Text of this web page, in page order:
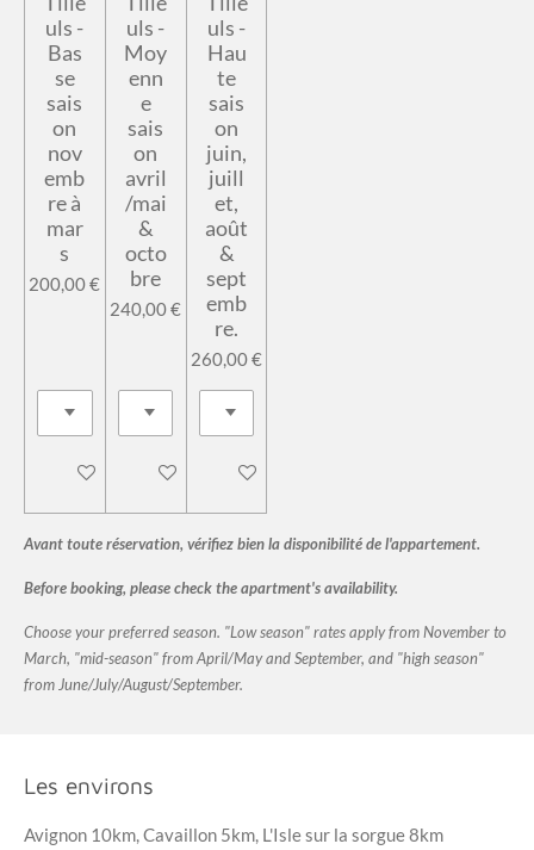
uls -
Bas
se
sais
on
nov
emb
re à
mar
s
200,00 €
Voir les détails
uls -
Moy
enn
e
sais
on
avril
/mai
&
octo
bre
240,00 €
Ajouter au panier
uls -
Hau
te
sais
on
juin,
juill
et,
août
&
sept
emb
re.
260,00 €
Voir les détails
Avant toute réservation, vérifiez bien la disponibilité de l'appartement.
Before booking, please check the apartment's availability.
Choose your preferred season. "Low season" rates apply from November to
March, "mid-season" from April/May and September, and "high season"
from June/July/August/September.
Les environs
Avignon 10km, Cavaillon 5km, L'Isle sur la sorgue 8km